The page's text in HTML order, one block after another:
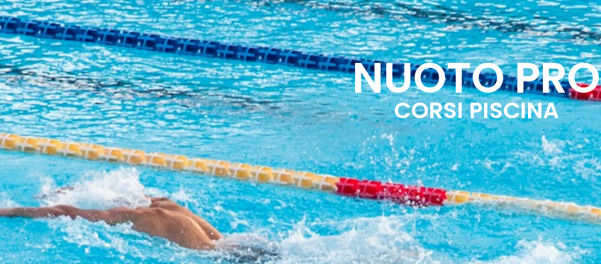
IL CENTRO PISCINA PALESTRA GOLF ALTRE ATTIVITÀ
NUOTO PRO
CORSI PISCINA